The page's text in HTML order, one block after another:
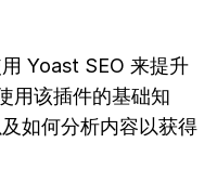
Yoast SEO 来提升
用该插件的基础知
如何分析内容以获得